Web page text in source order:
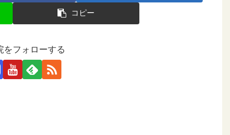
コピー
をフォローする